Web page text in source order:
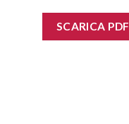
SCARICA PDF